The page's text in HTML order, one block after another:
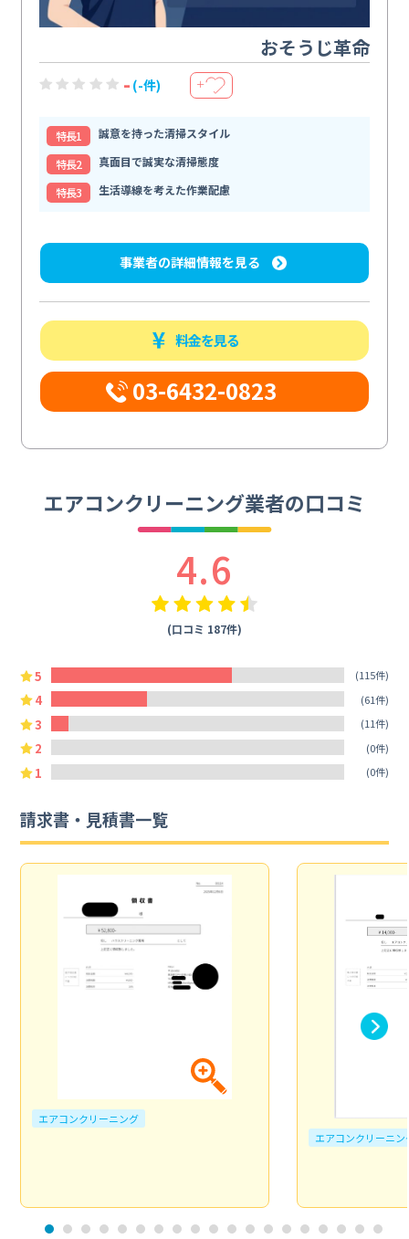
おそうじ革命
- (-件) ＋
特⻑1
誠意を持った清掃スタイル
特⻑2
真面目で誠実な清掃態度
特⻑3
生活導線を考えた作業配慮
事業者の詳細情報を見る
料金を見る
03-6432-0823
エアコンクリーニング業者の口コミ
4.6
(口コミ 187件)
5 (115件)
4 (61件)
3 (11件)
2 (0件)
1 (0件)
請求書・見積書一覧
エアコンクリーニング
エアコンクリーニン